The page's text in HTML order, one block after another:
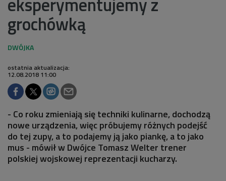
grochówką
ostatnia aktualizacja:
12.08.2018 11:00
- Co roku zmieniają się techniki kulinarne, dochodzą
nowe urządzenia, więc próbujemy różnych podejść
do tej zupy, a to podajemy ją jako piankę, a to jako
mus - mówił w Dwójce Tomasz Welter trener
polskiej wojskowej reprezentacji kucharzy.